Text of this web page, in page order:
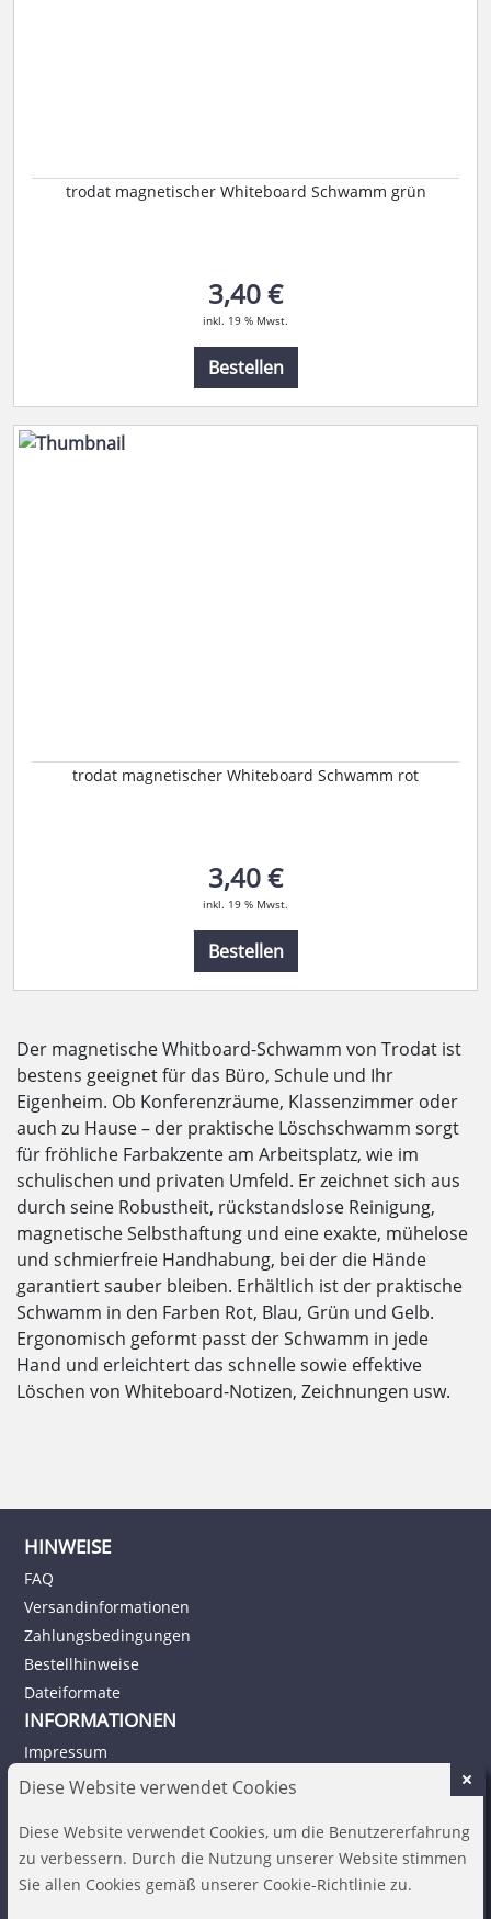
trodat magnetischer Whiteboard Schwamm grün
3,40 €
inkl. 19 % Mwst.
Bestellen
trodat magnetischer Whiteboard Schwamm rot
3,40 €
inkl. 19 % Mwst.
Bestellen
Der magnetische Whitboard-Schwamm von Trodat ist
bestens geeignet für das Büro, Schule und Ihr
Eigenheim. Ob Konferenzräume, Klassenzimmer oder
auch zu Hause – der praktische Löschschwamm sorgt
für fröhliche Farbakzente am Arbeitsplatz, wie im
schulischen und privaten Umfeld. Er zeichnet sich aus
durch seine Robustheit, rückstandslose Reinigung,
magnetische Selbsthaftung und eine exakte, mühelose
und schmierfreie Handhabung, bei der die Hände
garantiert sauber bleiben. Erhältlich ist der praktische
Schwamm in den Farben Rot, Blau, Grün und Gelb.
Ergonomisch geformt passt der Schwamm in jede
Hand und erleichtert das schnelle sowie effektive
Löschen von White­board-Notizen, Zeichnungen usw.
HINWEISE
FAQ
Versandinformationen
Zahlungsbedingungen
Bestellhinweise
Dateiformate
INFORMATIONEN
Impressum
Datenschutz
Widerruf
Barrierefreiheit
Vertrag widerrufen
Diese Website verwendet Cookies
Diese Website verwendet Cookies, um die Benutzererfahrung
zu verbessern. Durch die Nutzung unserer Website stimmen
Sie allen Cookies gemäß unserer Cookie-Richtlinie zu.